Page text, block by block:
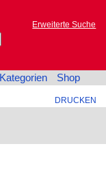
Erweiterte Suche
Kategorien Shop
DRUCKEN